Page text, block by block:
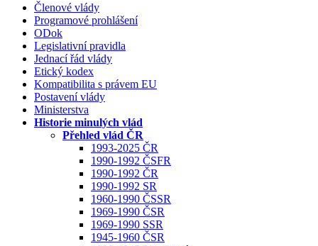
Členové vlády
Programové prohlášení
ODok
Legislativní pravidla
Jednací řád vlády
Etický kodex
Kompatibilita s právem EU
Postavení vlády
Ministerstva
Historie minulých vlád
Přehled vlád ČR
1993-2025 ČR
1990-1992 ČSFR
1990-1992 ČR
1990-1992 SR
1960-1990 ČSSR
1969-1990 ČSR
1969-1990 SSR
1945-1960 ČSR